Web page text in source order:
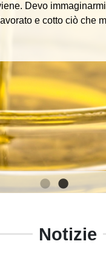
Devo
e cotto ciò che
1 2
Notizie